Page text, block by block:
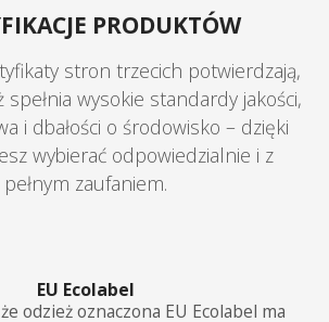
PRODUKTÓW
stron trzecich potwierdzają,
spełnia wysokie standardy jakości,
i dbałości o środowisko – dzięki
wybierać odpowiedzialnie i z
pełnym zaufaniem.
EU Ecolabel
odzież oznaczona EU Ecolabel ma